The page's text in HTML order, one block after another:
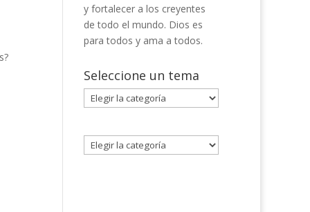
y fortalecer a los creyentes
de todo el mundo. Dios es
para todos y ama a todos.
Seleccione un tema
Seleccione
un